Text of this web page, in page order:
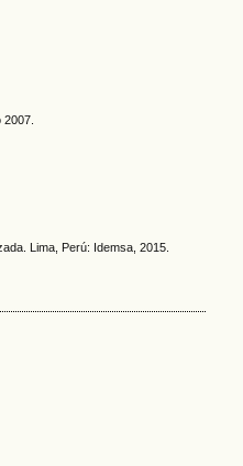
Lima, Perú: Idemsa, 2015.